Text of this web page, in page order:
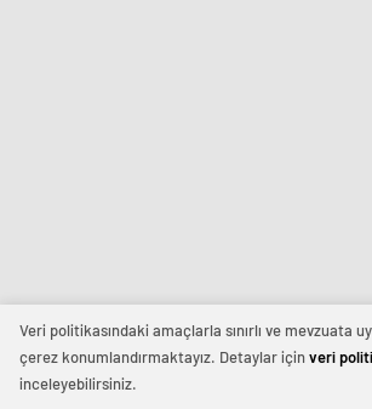
Veri politikasındaki amaçlarla sınırlı ve mevzuata
çerez konumlandırmaktayız. Detaylar içinveri
inceleyebilirsiniz.